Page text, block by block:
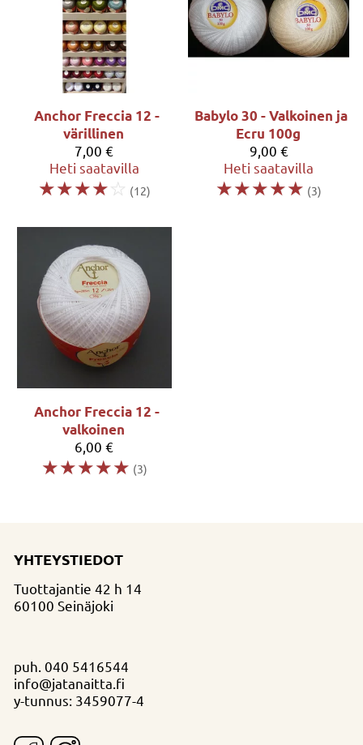
Anchor Freccia 12 -
värillinen
7,00 €
Heti saatavilla
☆☆☆☆☆ (12)
Babylo 30 - Valkoinen ja
Ecru 100g
9,00 €
Heti saatavilla
☆☆☆☆☆ (3)
Anchor Freccia 12 -
valkoinen
6,00 €
☆☆☆☆☆ (3)
YHTEYSTIEDOT
Tuottajantie 42 h 14
60100 Seinäjoki
puh. 040 5416544
info@jatanaitta.fi
y-tunnus: 3459077-4